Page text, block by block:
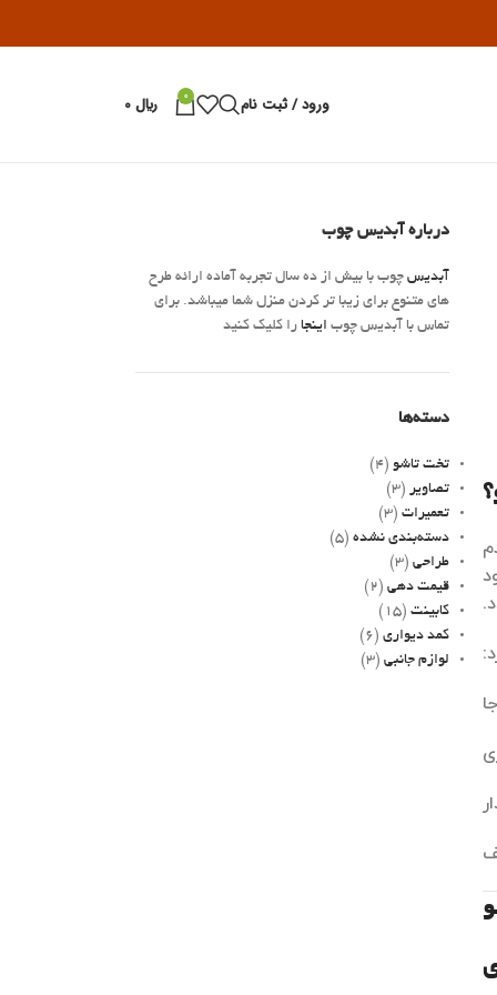
ورود / ثبت نام 0 ﷼
درباره آبدیس چوب
آبدیسچوب با بیش از ده سال تجربه آماده ارائه طرح
های متنوع برای زیبا تر کردن منزل شما میباشد. برای
تماس با آبدیس چوب اینجارا کلیک کنید
دسته‌ها
تخت تاشو(4)
تصاویر(3)
تعمیرات(3)
دسته‌بندی نشده(5)
طراحی(3)
قیمت دهی(2)
کابینت(15)
کمد دیواری(6)
لوازم جانبی(3)